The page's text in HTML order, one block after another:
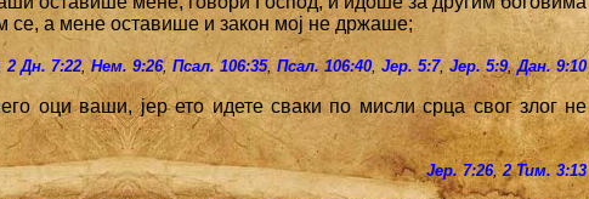
а мене оставише и закон мој не држаше;
2 Дн. 7:22,Нем. 9:26,Псал. 106:35,Псал. 106:40,Јер. 5:7,Јер. 5:9,Дан. 9:10
оци ваши, јер ето идете сваки по мисли срца свог злог не
Јер. 7:26,2 Тим. 3:13